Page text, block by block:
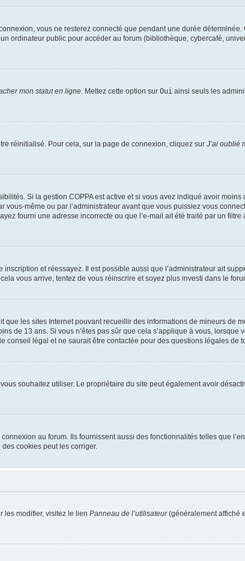
vous ne resterez connecté que pendant une durée
ordinateur public pour accéder au forum (bibliothèque, cybercafé,
mon statut en ligne . Mettez cette option sur Oui ainsi seuls les
réinitialisé. Pour cela, sur la page de connexion, cliquez sur J’ai oublié
Si la gestion COPPA est active et si vous avez indiqué avoir
même ou par l’administrateur avant que vous puissiez vous
fourni une adresse incorrecte ou que l’e-mail ait été traité par un
et réessayez. Il est possible aussi que l’administrateur ait
vous arrive, tentez de vous réinscrire et soyez plus investi dans le
que les sites Internet pouvant recueillir des informations de mineurs de
de 13 ans. Si vous n’êtes pas sûr que cela s’applique à vous,
légal et ne saurait être contactée pour des questions légales de
souhaitez utiliser. Le propriétaire du site peut également avoir
au forum. Ils fournissent aussi des fonctionnalités telles que
cookies peut les corriger.
les modifier, visitez le lien Panneau de l’utilisateur(généralement affiché